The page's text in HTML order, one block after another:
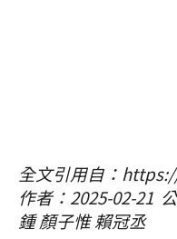
全文引用自：
作者：2025-02-21
鍾 顏子惟 賴冠丞